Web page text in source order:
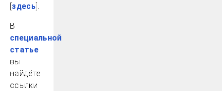
[здесь].
В
специальной
статье
вы
найдёте
ссылки